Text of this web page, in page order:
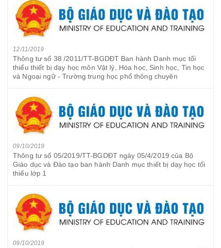
12/11/2019
Thông tư số 38 /2011/TT-BGDĐT Ban hành Danh mục tối
thiểu thiết bị dạy học môn Vật lý, Hóa học, Sinh học, Tin học
và Ngoại ngữ - Trường trung học phổ thông chuyên
09/10/2019
Thông tư số 05/2019/TT-BGDĐT ngày 05/4/2019 của Bộ
Giáo dục và Đào tạo ban hành Danh mục thiết bị dạy học tối
thiểu lớp 1
09/10/2019